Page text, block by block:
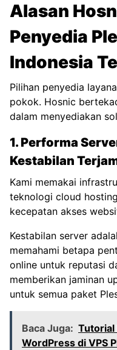
Alasan
Penyedia
Indonesia
Pilihan penyedia
pokok. Hosnic
dalam menyediakan
1. Performa
Kestabilan
Kami memakai
teknologi cloud
kecepatan akses
Kestabilan server
memahami betapa
online untuk reputasi
memberikan jaminan
untuk semua paket
Baca Juga: Tutorial
WordPress di VPS